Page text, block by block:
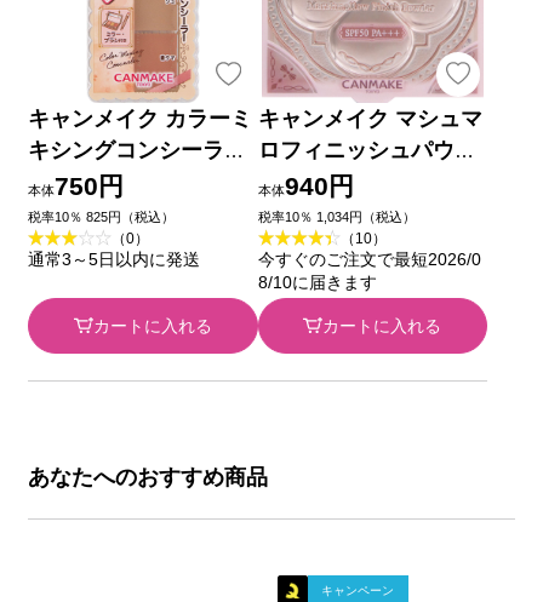
キャンメイク カラーミ
キシングコンシーラー
０３ オレンジベージュ
＿ 井田ラボラトリーズ
本体750円
税率10％ 825円（税込）
（0）
通常3～5日以内に発送
カートに入れる
キャンメイク マシュマ
ロフィニッシュパウダ
ー ＭＢ マットベージ
ュオークル ＿ 井田ラ
ボラトリーズ
本体940円
税率10％ 1,034円（税込）
（10）
今すぐのご注文で最短2026/0
8/10に届きます
カートに入れる
あなたへのおすすめ商品
キャンペーン